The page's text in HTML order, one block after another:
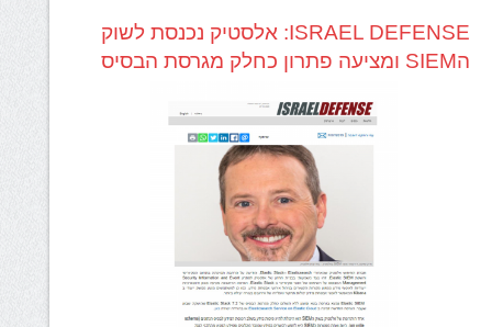
ISRAEL DEFENSE: אלסטיק נכנסת לשוק
הSIEM ומציעה פתרון כחלק מגרסת הבסיס